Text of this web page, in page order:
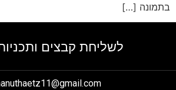
בתמונה […]
לשליחת קבצים